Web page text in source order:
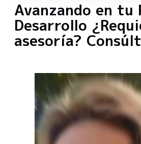
Avanzando en tu
Desarrollo
asesoría?